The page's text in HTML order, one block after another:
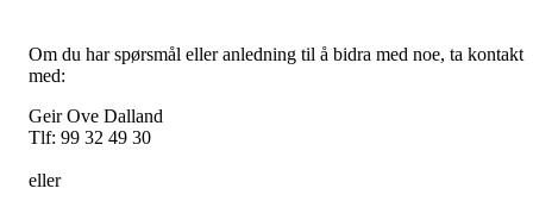
Om du har spørsmål eller anledning til å bidra med noe, ta kontakt
med:
Geir Ove Dalland
Tlf: 99 32 49 30
eller